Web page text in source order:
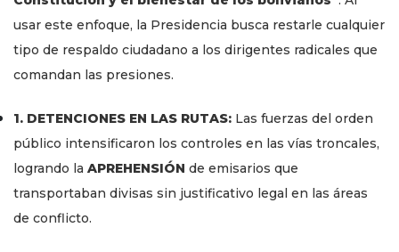
usar este enfoque, la Presidencia busca restarle cualquier
tipo de respaldo ciudadano a los dirigentes radicales que
comandan las presiones.
1. DETENCIONES EN LAS RUTAS: Las fuerzas del orden
público intensificaron los controles en las vías troncales,
logrando la APREHENSIÓN de emisarios que
transportaban divisas sin justificativo legal en las áreas
de conflicto.